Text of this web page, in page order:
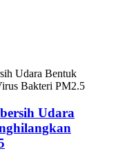
Udara